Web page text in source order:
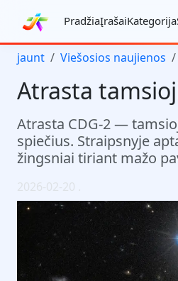
PradžiaĮrašaiKategorija
jaunt Viešosios naujienos
Atrasta
Atrasta CDG-2 —
spiečius. Straipsnyje
žingsniai tiriant mažo
2026-02-20 .